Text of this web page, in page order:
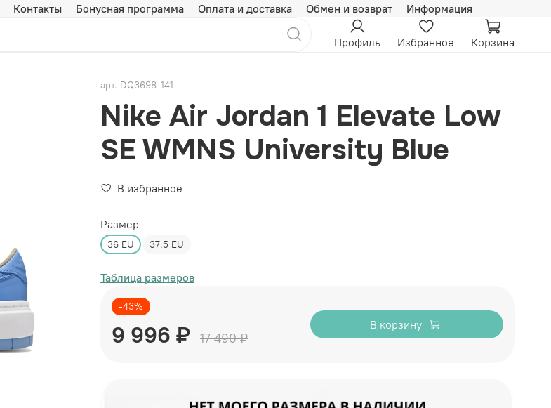
Контакты Бонусная программа Оплата и доставка Обмен и возврат Информация
Профиль Избранное
Корзина
арт. DQ3698-141
Nike Air Jordan 1 Elevate Low
SE WMNS University Blue
В избранное
Размер
36 EU 37.5 EU
Таблица размеров
-43%
9 996 ₽ 17 490 ₽
В корзину